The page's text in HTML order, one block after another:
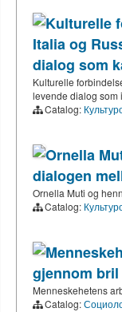
Kulturelle
Italia og
dialog som
Kulturelle
levende dialog som
Catalog:
Ornella
dialogen
Ornella Muti og
Catalog:
gjennom
Menneskehetens
Catalog: